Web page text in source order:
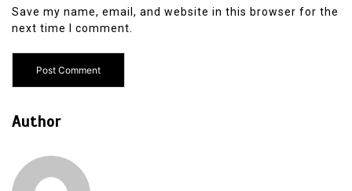
Save my name, email, and website in this browser for the
next time I comment.
Author